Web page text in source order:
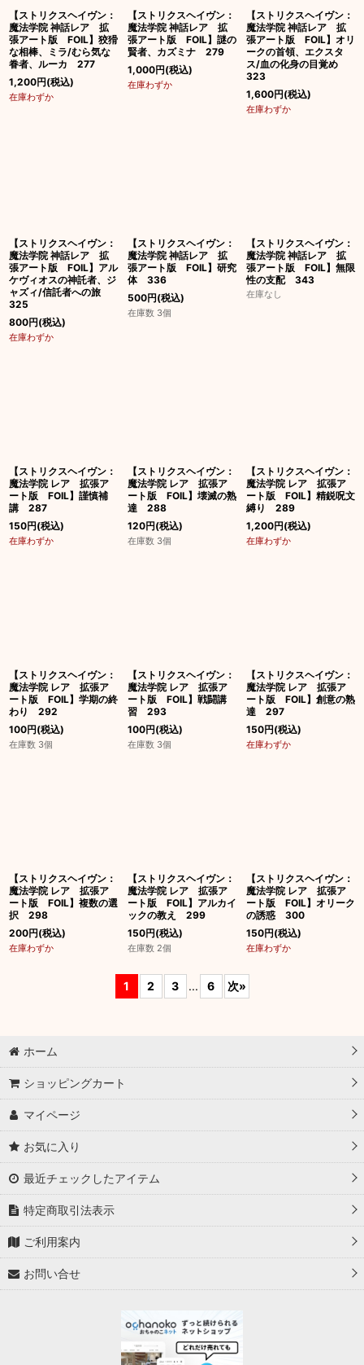
【ストリクスヘイヴン：
魔法学院 神話レア 拡
張アート版 FOIL】狡猾
な相棒、ミラ/むら気な
眷者、ルーカ 277
1,200円(税込)
在庫わずか
【ストリクスヘイヴン：
魔法学院 神話レア 拡
張アート版 FOIL】謎の
賢者、カズミナ 279
1,000円(税込)
在庫わずか
【ストリクスヘイヴン：
魔法学院 神話レア 拡
張アート版 FOIL】オリ
ークの首領、エクスタ
ス/血の化身の目覚め
323
1,600円(税込)
在庫わずか
【ストリクスヘイヴン：
魔法学院 神話レア 拡
張アート版 FOIL】アル
ケヴィオスの神託者、ジ
ャズィ/信託者への旅
325
800円(税込)
在庫わずか
【ストリクスヘイヴン：
魔法学院 神話レア 拡
張アート版 FOIL】研究
体 336
500円(税込)
在庫数 3個
【ストリクスヘイヴン：
魔法学院 神話レア 拡
張アート版 FOIL】無限
性の支配 343
在庫なし
【ストリクスヘイヴン：
魔法学院 レア 拡張ア
ート版 FOIL】謹慎補
講 287
150円(税込)
在庫わずか
【ストリクスヘイヴン：
魔法学院 レア 拡張ア
ート版 FOIL】壊滅の熟
達 288
120円(税込)
在庫数 3個
【ストリクスヘイヴン：
魔法学院 レア 拡張ア
ート版 FOIL】精鋭呪文
縛り 289
1,200円(税込)
在庫わずか
【ストリクスヘイヴン：
魔法学院 レア 拡張ア
ート版 FOIL】学期の終
わり 292
100円(税込)
在庫数 3個
【ストリクスヘイヴン：
魔法学院 レア 拡張ア
ート版 FOIL】戦闘講
習 293
100円(税込)
在庫数 3個
【ストリクスヘイヴン：
魔法学院 レア 拡張ア
ート版 FOIL】創意の熟
達 297
150円(税込)
在庫わずか
【ストリクスヘイヴン：
魔法学院 レア 拡張ア
ート版 FOIL】複数の選
択 298
200円(税込)
在庫わずか
【ストリクスヘイヴン：
魔法学院 レア 拡張ア
ート版 FOIL】アルカイ
ックの教え 299
150円(税込)
在庫数 2個
【ストリクスヘイヴン：
魔法学院 レア 拡張ア
ート版 FOIL】オリーク
の誘惑 300
150円(税込)
在庫わずか
1 2 3 ... 6 次»
ホーム
ショッピングカート
マイページ
お気に入り
最近チェックしたアイテム
特定商取引法表示
ご利用案内
お問い合せ